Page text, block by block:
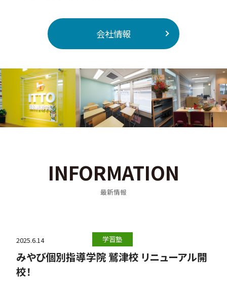
会社情報
INFORMATION
最新情報
学習塾
みやび個別指導学院 鷲津校 リニューアル開
校！
2025.6.14